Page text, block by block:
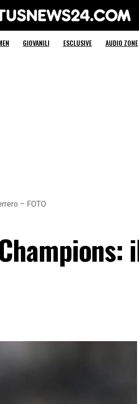
Juventus News 24
GIOVANILI ESCLUSIVE AUDIO ZONE
– FOTO